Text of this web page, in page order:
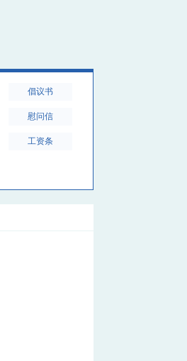
倡议书
慰问信
工资条